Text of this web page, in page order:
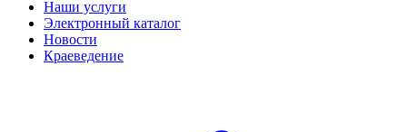
Наши услуги
Электронный каталог
Новости
Краеведение